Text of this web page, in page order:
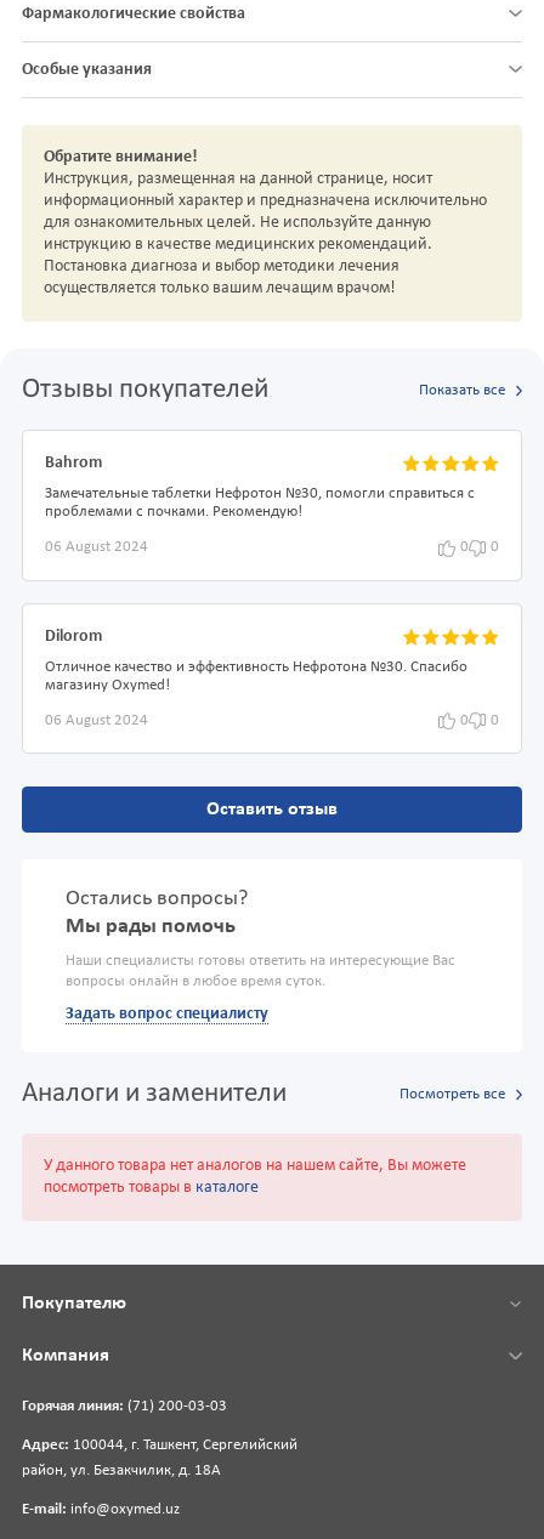
Фармакологические свойства
Особые указания
Обратите внимание!
Инструкция, размещенная на данной странице, носит
информационный характер и предназначена исключительно
для ознакомительных целей. Не используйте данную
инструкцию в качестве медицинских рекомендаций.
Постановка диагноза и выбор методики лечения
осуществляется только вашим лечащим врачом!
Отзывы покупателей Показать все
Bahrom
Замечательные таблетки Нефротон №30, помогли справиться с
проблемами с почками. Рекомендую!
06 August 2024 0 0
Dilorom
Отличное качество и эффективность Нефротона №30. Спасибо
магазину Oxymed!
06 August 2024 0 0
Оставить отзыв
Остались вопросы?
Мы рады помочь
Наши специалисты готовы ответить на интересующие Вас
вопросы онлайн в любое время суток.
Задать вопрос специалисту
Аналоги и заменители Посмотреть все
У данного товара нет аналогов на нашем сайте, Вы можете
посмотреть товары в каталоге
Горячая линия: (71) 200-03-03
Адрес: 100044, г. Ташкент, Сергелийский
район, ул. Безакчилик, д. 18А
E-mail: info@oxymed.uz
Покупателю
Компания